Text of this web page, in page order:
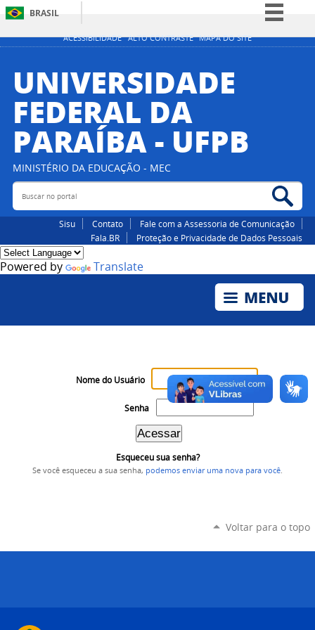
ACESSIBILIDADE ALTO CONTRASTE MAPA DO SITE
BRASIL
Simplifique!
Participe
Acesso à informação
Canais
UNIVERSIDADE
FEDERAL DA
PARAÍBA - UFPB
MINISTÉRIO DA EDUCAÇÃO - MEC
Buscar no portal
Sisu Contato
Fale com a Assessoria de Comunicação
Fala.BR
Proteção e Privacidade de Dados Pessoais
Powered by Translate
Nome do Usuário
Senha
Esqueceu sua senha?
Se você esqueceu a sua senha, podemos enviar uma nova para você
Voltar para o topo